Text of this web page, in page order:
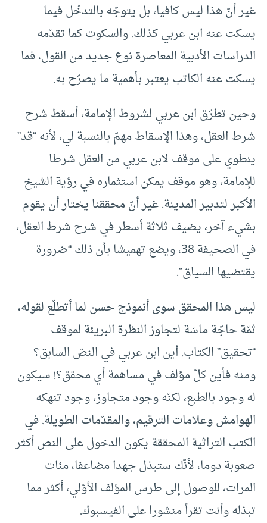
غير أنّ هذا ليس كافيا، بل يتوجّه بالتدخّل فيما
يسكت عنه ابن عربي كذلك. والسكوت كما تقدّمه
الدراسات الأدبية المعاصرة نوع جديد من القول، فما
يسكت عنه الكاتب يعتبر بأهمية ما يصرّح به.
وحين تطرّق ابن عربي لشروط الإمامة، أسقط شرح
شرط العقل، وهذا الإسقاط مهمّ بالنسبة لي، لأنه “قد”
ينطوي على موقف لابن عربي من العقل شرطا
للإمامة، وهو موقف يمكن استثماره في رؤية الشيخ
الأكبر لتدبير المدينة. غير أنّ محققنا يختار أن يقوم
بشيء آخر، يضيف ثلاثة أسطر في شرح شرط العقل،
في الصحيفة 38، ويضع تهميشا بأن ذلك “ضرورة
يقتضيها السياق”.
ليس هذا المحقق سوى أنموذج حسن لما أتطلّع لقوله،
ثمّة حاجّة ماسّة لتجاوز النظرة البريئة لموقف
“تحقيق” الكتاب. أين ابن عربي في النصّ السابق؟
ومنه فأين كلّ مؤلف في مساهمة أي محقق؟! سيكون
له وجود بالطبع، لكنّه وجود متجاوز، وجود تنهكه
الهوامش وعلامات الترقيم، والمقدّمات الطويلة. في
الكتب التراثية المحققة يكون الدخول على النص أكثر
صعوبة دوما، لأنّك ستبذل جهدا مضاعفا، مئات
المرات، للوصول إلى طرس المؤلف الأوّلي، أكثر مما
تبذله وأنت تقرأ منشورا على الفيسبوك.